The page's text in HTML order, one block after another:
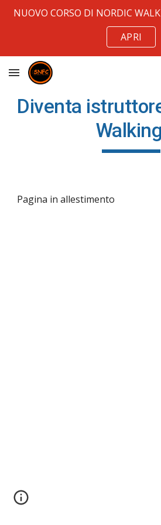
NUOVO CORSO DI NORDIC
APRI
Diventa
Walking
Pagina in allestimento